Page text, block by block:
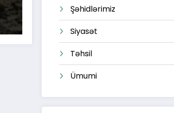
Şəhidlərimiz
Siyasət
Təhsil
Ümumi